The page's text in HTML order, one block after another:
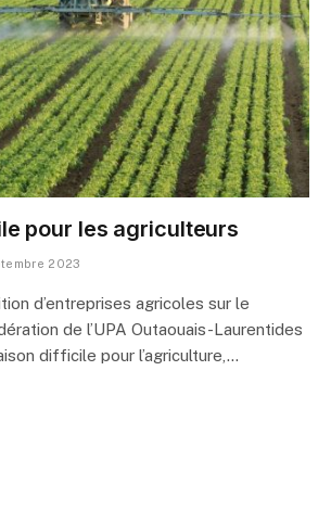
pour les agriculteurs
2023
d’entreprises agricoles sur le
de l’UPA Outaouais-Laurentides
difficile pour l’agriculture,…